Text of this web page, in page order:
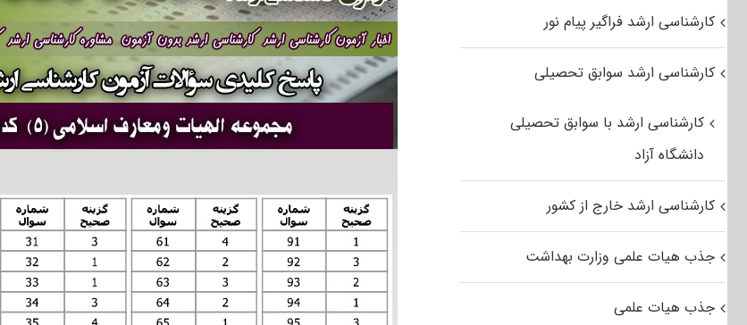
کارشناسی ارشد فراگیر پیام نور
کارشناسی ارشد سوابق تحصیلی
کارشناسی ارشد با سوابق تحصیلی
دانشگاه آزاد
کارشناسی ارشد خارج از کشور
جذب هیات علمی وزارت بهداشت
جذب هیات علمی